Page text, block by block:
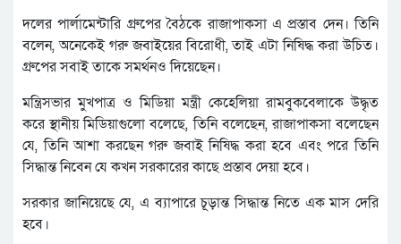
দলের পার্লামেন্টারি গ্রুপের বৈঠকে রাজাপাকসা এ প্রস্তাব দেন। তিনি
বলেন, অনেকেই গরু জবাইয়ের বিরোধী, তাই এটা নিষিদ্ধ করা উচিত।
গ্রুপের সবাই তাকে সমর্থনও দিয়েছেন।
মন্ত্রিসভার মুখপাত্র ও মিডিয়া মন্ত্রী কেহেলিয়া রামবুকবেলাকে উদ্ধৃত
করে স্থানীয় মিডিয়াগুলো বলেছে, তিনি বলেছেন, রাজাপাকসা বলেছেন
যে, তিনি আশা করছেন গরু জবাই নিষিদ্ধ করা হবে এবং পরে তিনি
সিদ্ধান্ত নিবেন যে কখন সরকারের কাছে প্রস্তাব দেয়া হবে।
সরকার জানিয়েছে যে, এ ব্যাপারে চূড়ান্ত সিদ্ধান্ত নিতে এক মাস দেরি
হবে।